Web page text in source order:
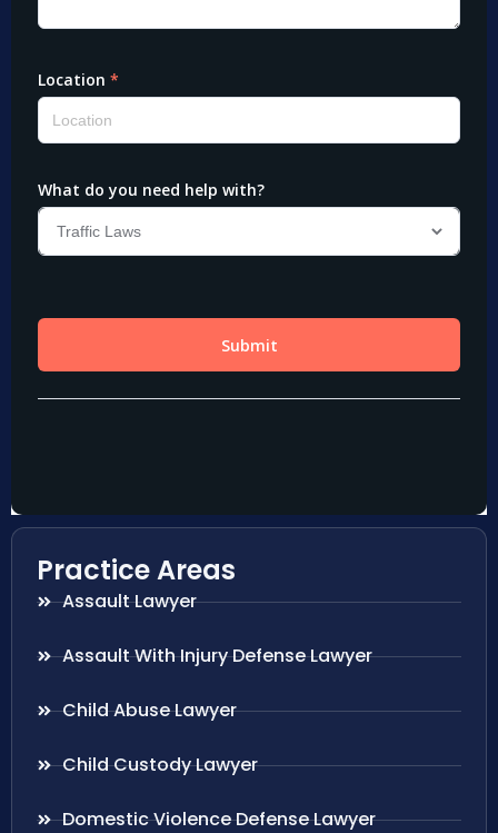
Practice Areas
Assault Lawyer
Assault With Injury Defense Lawyer
Child Abuse Lawyer
Child Custody Lawyer
Domestic Violence Defense Lawyer